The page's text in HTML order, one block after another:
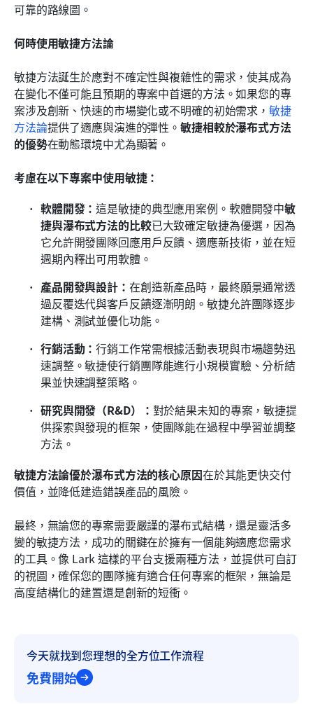
可靠的路線圖。
何時使用敏捷方法論
敏捷方法誕生於應對不確定性與複雜性的需求，使其成為
在變化不僅可能且預期的專案中首選的方法。如果您的專
案涉及創新、快速的市場變化或不明確的初始需求，敏捷
方法論提供了適應與演進的彈性。敏捷相較於瀑布式方法
的優勢在動態環境中尤為顯著。
考慮在以下專案中使用敏捷：
軟體開發：這是敏捷的典型應用案例。軟體開發中敏
捷與瀑布式方法的比較已大致確定敏捷為優選，因為
它允許開發團隊回應用戶反饋、適應新技術，並在短
週期內釋出可用軟體。
產品開發與設計： 在創造新產品時，最終願景通常透
過反覆迭代與客戶反饋逐漸明朗。敏捷允許團隊逐步
建構、測試並優化功能。
行銷活動：行銷工作常需根據活動表現與市場趨勢迅
速調整。敏捷使行銷團隊能進行小規模實驗、分析結
果並快速調整策略。
研究與開發（R&D）： 對於結果未知的專案，敏捷提
供探索與發現的框架，使團隊能在過程中學習並調整
方法。
敏捷方法論優於瀑布式方法的核心原因在於其能更快交付
價值，並降低建造錯誤產品的風險。
最終，無論您的專案需要嚴謹的瀑布式結構，還是靈活多
變的敏捷方法，成功的關鍵在於擁有一個能夠適應您需求
的工具。像 Lark 這樣的平台支援兩種方法，並提供可自訂
的視圖，確保您的團隊擁有適合任何專案的框架，無論是
高度結構化的建置還是創新的短衝。
今天就找到您理想的全方位工作流程
免費開始